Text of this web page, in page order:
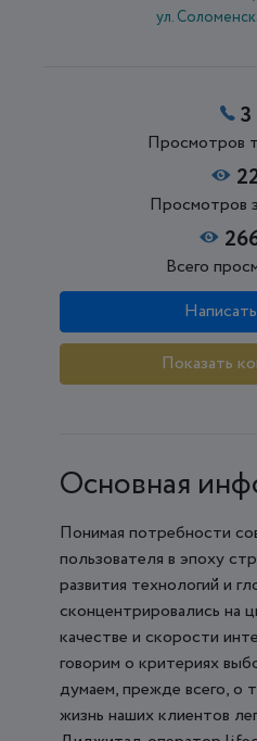
ул.
3
Просмотров
Просмотров
Всего
Показать
Основная
Понимая потребности
пользователя в эпоху
развития технологий и
сконцентрировались на
качестве и скорости
говорим о критериях
думаем, прежде всего, о
жизнь наших клиентов